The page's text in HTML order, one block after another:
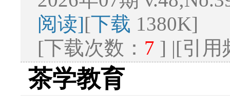
阅读][下载 1380K]
[下载次数： 7 ] |[引用
茶学教育